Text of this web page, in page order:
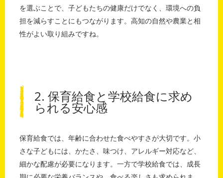
を選ぶことで、子どもたちの健康だけでなく、環境への負
担を減らすことにもつながります。高知の自然や農業と相
性がよい取り組みですね。
2. 保育給食と学校給食に求め
られる安心感
保育給食では、年齢に合わせた食べやすさが大切です。小
さな子どもには、かたさ、味つけ、アレルギー対応など、
細かな配慮が必要になります。一方で学校給食では、成長